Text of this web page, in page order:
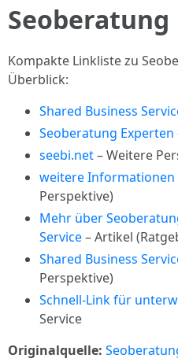
Seoberatung
Kompakte Linkliste zu
Überblick:
Shared Business
Seoberatung Experten
seebi.net– Weitere
weitere Informationen
Perspektive)
Mehr über
Service– Artikel
Shared Business
Perspektive)
Schnell-Link für
Service
Originalquelle: